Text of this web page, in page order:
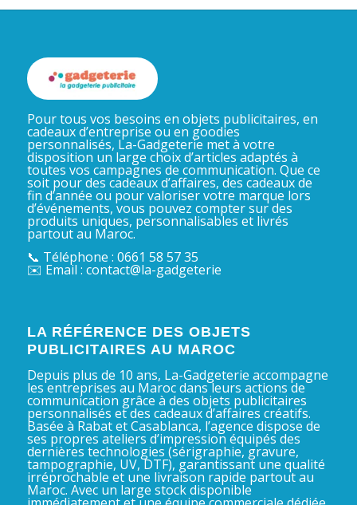
Pour tous vos besoins en objets publicitaires, en
cadeaux d’entreprise ou en goodies
personnalisés, La-Gadgeterie met à votre
disposition un large choix d’articles adaptés à
toutes vos campagnes de communication. Que ce
soit pour des cadeaux d’affaires, des cadeaux de
fin d’année ou pour valoriser votre marque lors
d’événements, vous pouvez compter sur des
produits uniques, personnalisables et livrés
partout au Maroc.
📞 Téléphone : 0661 58 57 35
✉️ Email : contact@la-gadgeterie
LA RÉFÉRENCE DES OBJETS
PUBLICITAIRES AU MAROC
Depuis plus de 10 ans, La-Gadgeterie accompagne
les entreprises au Maroc dans leurs actions de
communication grâce à des objets publicitaires
personnalisés et des cadeaux d’affaires créatifs.
Basée à Rabat et Casablanca, l’agence dispose de
ses propres ateliers d’impression équipés des
dernières technologies (sérigraphie, gravure,
tampographie, UV, DTF), garantissant une qualité
irréprochable et une livraison rapide partout au
Maroc. Avec un large stock disponible